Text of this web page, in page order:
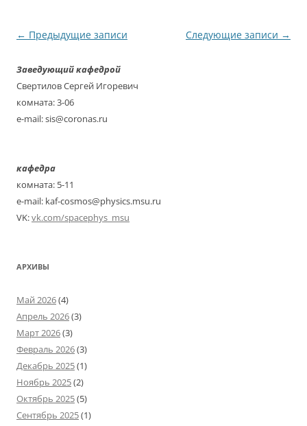
Навигация
записям
← Предыдущие записи Следующие записи →
Заведующий кафедрой
Свертилов Сергей Игоревич
комната: 3-06
e-mail: sis@coronas.ru
кафедра
комната: 5-11
e-mail: kaf-cosmos@physics.msu.ru
VK:vk.com/spacephys_msu
АРХИВЫ
Май 2026(4)
Апрель 2026(3)
Март 2026(3)
Февраль 2026(3)
Декабрь 2025(1)
Ноябрь 2025(2)
Октябрь 2025(5)
Сентябрь 2025(1)